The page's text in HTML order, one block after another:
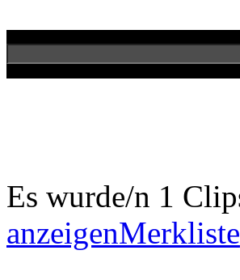
Es wurde/n 1
anzeigenMerkliste